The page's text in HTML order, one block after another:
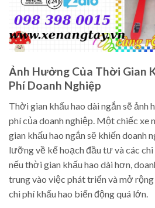
Ảnh Hưởng Của Thời Gian
Phí Doanh Nghiệp
Thời gian khấu hao dài ngắn sẽ
phí của doanh nghiệp. Một chiếc
gian khấu hao ngắn sẽ khiến doanh
lưỡng về kế hoạch đầu tư và các
nếu thời gian khấu hao dài hơn,
trung vào việc phát triển và mở
chi phí khấu hao biến động quá lớn.